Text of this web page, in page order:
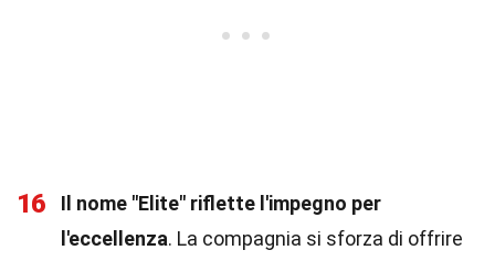
16
Il nome "Elite" riflette l'impegno per
l'eccellenza. La compagnia si sforza di offrire